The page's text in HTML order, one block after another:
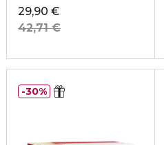
29,90 €
42,71 €
30%